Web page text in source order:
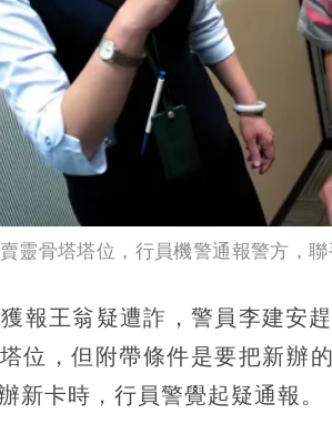
靈骨塔塔位，行員機警通報警方，
報王翁疑遭詐，警員李建安
位，但附帶條件是要把新辦
新卡時，行員警覺起疑通報。